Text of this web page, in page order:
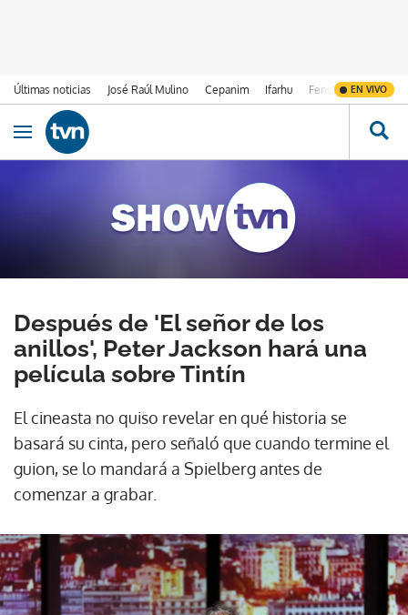
Últimas noticias José Raúl Mulino Cepanim Ifarhu Fenómeno de El
EN VIVO
Ir al contenido
Obrir navegació
Después de 'El señor de los
anillos', Peter Jackson hará una
película sobre Tintín
El cineasta no quiso revelar en qué historia se
basará su cinta, pero señaló que cuando termine el
guion, se lo mandará a Spielberg antes de
comenzar a grabar.